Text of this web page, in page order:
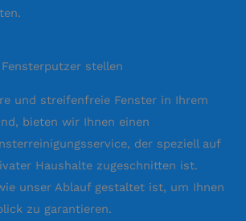
stellen
und streifenfreie Fenster in Ihrem
bieten wir Ihnen einen
der speziell auf
Haushalte zugeschnitten ist.
unser Ablauf gestaltet ist, um Ihnen
zu garantieren.